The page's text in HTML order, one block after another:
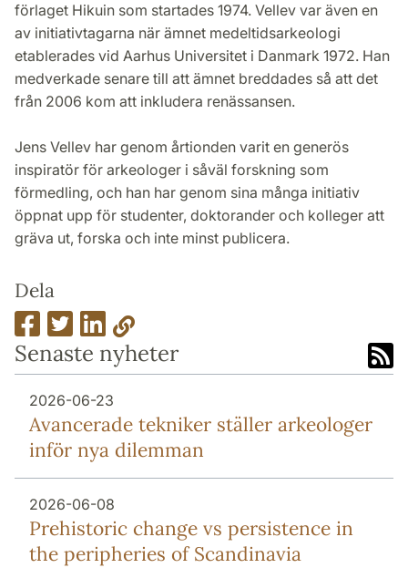
förlaget Hikuin som startades 1974. Vellev var även en
av initiativtagarna när ämnet medeltidsarkeologi
etablerades vid Aarhus Universitet i Danmark 1972. Han
medverkade senare till att ämnet breddades så att det
från 2006 kom att inkludera renässansen.
Jens Vellev har genom årtionden varit en generös
inspiratör för arkeologer i såväl forskning som
förmedling, och han har genom sina många initiativ
öppnat upp för studenter, doktorander och kolleger att
gräva ut, forska och inte minst publicera.
Dela
Senaste nyheter
2026-06-23
Avancerade tekniker ställer arkeologer
inför nya dilemman
2026-06-08
Prehistoric change vs persistence in
the peripheries of Scandinavia